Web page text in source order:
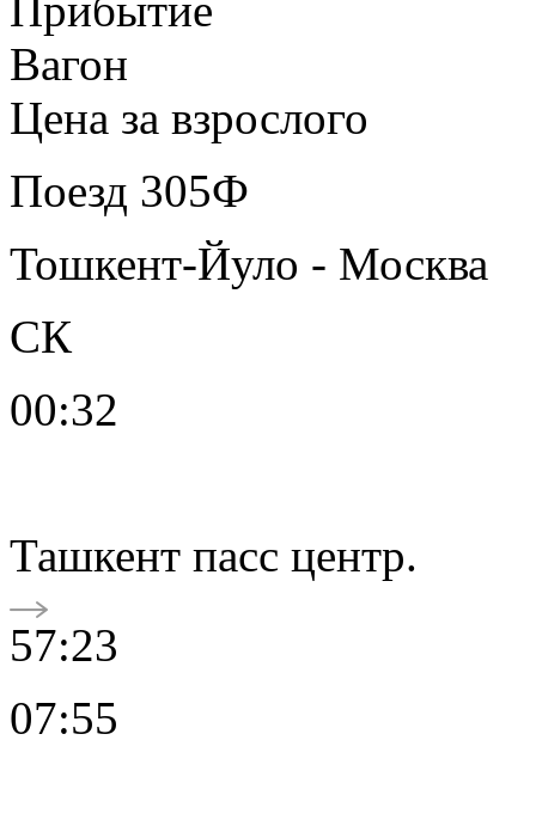
Вагон
Цена за взрослого
Поезд 305Ф
Тошкент-Йуло - Москва
СК
00:32
Ташкент пасс центр.
57:23
07:55